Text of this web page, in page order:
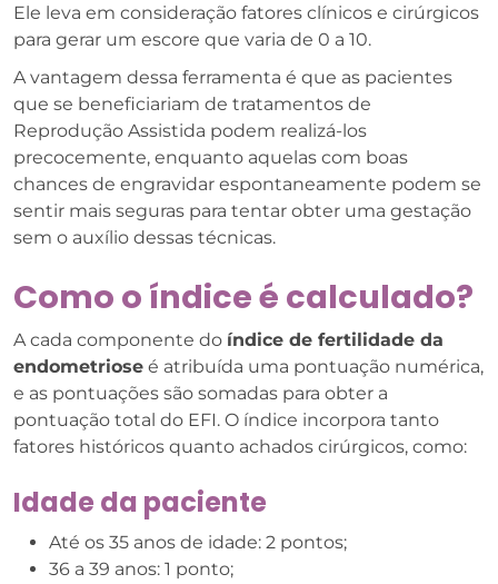
Ele leva em consideração fatores clínicos e cirúrgicos
para gerar um escore que varia de 0 a 10.
A vantagem dessa ferramenta é que as pacientes
que se beneficiariam de tratamentos de
Reprodução Assistida podem realizá-los
precocemente, enquanto aquelas com boas
chances de engravidar espontaneamente podem se
sentir mais seguras para tentar obter uma gestação
sem o auxílio dessas técnicas.
Como o índice é calculado?
A cada componente do índice de fertilidade da
endometriose é atribuída uma pontuação numérica,
e as pontuações são somadas para obter a
pontuação total do EFI. O índice incorpora tanto
fatores históricos quanto achados cirúrgicos, como:
Idade da paciente
Até os 35 anos de idade: 2 pontos;
36 a 39 anos: 1 ponto;